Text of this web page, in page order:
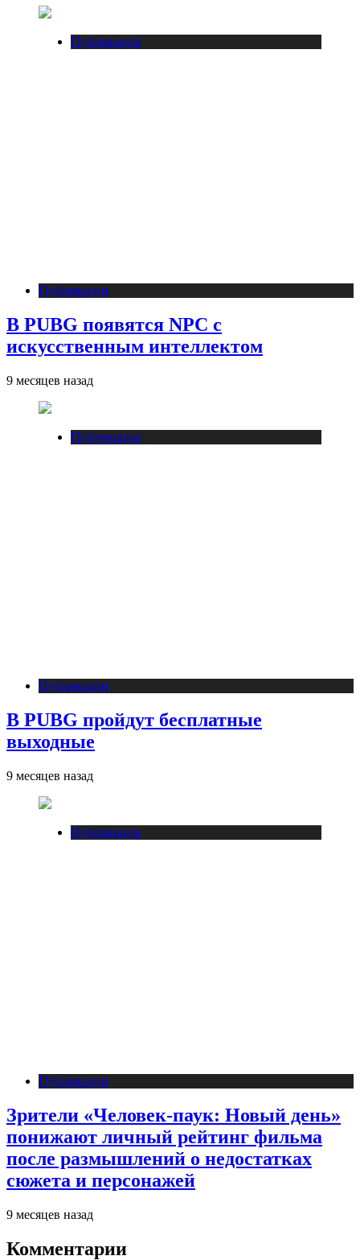
Публикации
Публикации
В PUBG появятся NPC с
искусственным интеллектом
9 месяцев назад
Публикации
Публикации
В PUBG пройдут бесплатные
выходные
9 месяцев назад
Публикации
Публикации
Зрители «Человек-паук: Новый день»
понижают личный рейтинг фильма
после размышлений о недостатках
сюжета и персонажей
9 месяцев назад
Комментарии